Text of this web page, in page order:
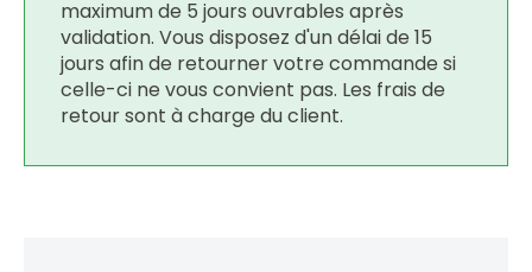
maximum de 5 jours ouvrables après
validation. Vous disposez d'un délai de 15
jours afin de retourner votre commande si
celle-ci ne vous convient pas. Les frais de
retour sont à charge du client.